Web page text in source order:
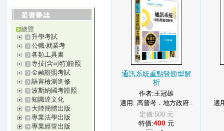
總覽
升學考試
公職‧就業考
各類工具書
專技(含司特)證照
金融證照考試
語言檢測進修
波斯納國考證照
知識達文化
大陸簡體出版
專業法學出版
專業經管出版
通訊系統重點暨題型解
析
作者:王冠雄
適用: 高普考．地方政府..
定價:500 元
特價:400 元
適